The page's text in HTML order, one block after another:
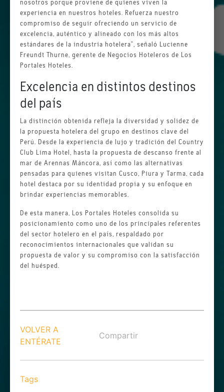
nosotros porque proviene de quienes viven la
experiencia en nuestros hoteles. Refuerza nuestro
compromiso de seguir ofreciendo un servicio de
excelencia, auténtico y alineado con los más altos
estándares de la industria hotelera”, señaló Lucienne
Freundt Thurne, gerente de Negocios Hoteleros de Los
Portales Hoteles.
Excelencia en distintos destinos
del país
La distinción obtenida refleja la diversidad y solidez de
la propuesta hotelera del grupo en destinos clave del
Perú. Desde la experiencia de lujo y tradición del Country
Club Lima Hotel, hasta la propuesta de descanso frente al
mar de Arennas Máncora, así como las alternativas
pensadas para quienes visitan Cusco, Piura y Tarma, cada
hotel destaca por su identidad propia y su enfoque en
brindar experiencias memorables.
De esta manera, Los Portales Hoteles consolida su
posicionamiento como uno de los principales referentes
del sector hotelero en el país, respaldado por
reconocimientos internacionales que validan su
propuesta de valor y su compromiso con la satisfacción
del huésped.
VOLVER A
ENTÉRATE
Compartir
Tags